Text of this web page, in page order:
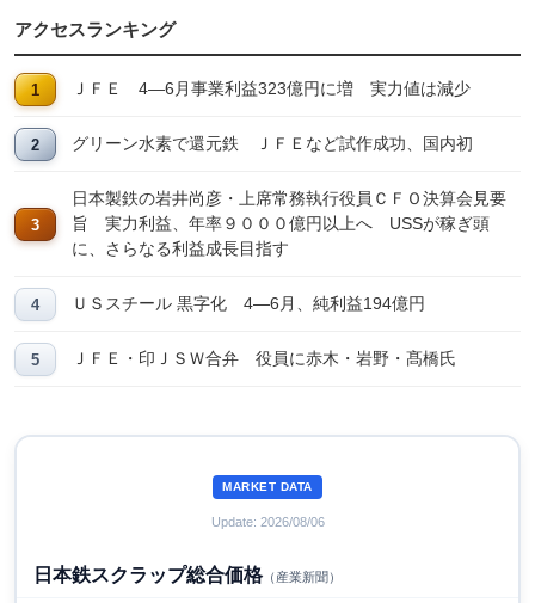
アクセスランキング
ＪＦＥ 4―6月事業利益323億円に増 実力値は減少
グリーン水素で還元鉄 ＪＦＥなど試作成功、国内初
日本製鉄の岩井尚彦・上席常務執行役員ＣＦＯ決算会見要
旨 実力利益、年率９０００億円以上へ USSが稼ぎ頭
に、さらなる利益成長目指す
ＵＳスチール 黒字化 4―6月、純利益194億円
ＪＦＥ・印ＪＳＷ合弁 役員に赤木・岩野・髙橋氏
MARKET DATA
Update: 2026/08/06
日本鉄スクラップ総合価格（産業新聞）